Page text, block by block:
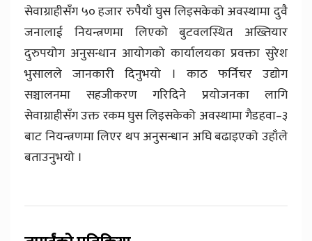
सेवाग्राहीसँग ५० हजार रुपैयाँ घुस लिइसकेको अवस्थामा दुवै
जनालाई नियन्त्रणमा लिएको बुटवलस्थित अख्तियार
दुरुपयोग अनुसन्धान आयोगको कार्यालयका प्रवक्ता सुरेश
भुसालले जानकारी दिनुभयो । काठ फर्निचर उद्योग
सञ्चालनमा सहजीकरण गरिदिने प्रयोजनका लागि
सेवाग्राहीसँग उक्त रकम घुस लिइसकेको अवस्थामा गैडहवा–३
बाट नियन्त्रणमा लिएर थप अनुसन्धान अघि बढाइएको उहाँले
बताउनुभयो ।